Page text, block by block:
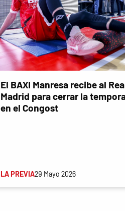
El BAXI Manresa recibe al
Madrid para cerrar la
en el Congost
LA PREVIA29 Mayo 2026